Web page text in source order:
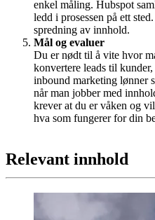
enkel måling. Hubspot
ledd i prosessen på ett
spredning av innhold.
Mål og evaluer
Du er nødt til å vite hvor
konvertere leads til
inbound marketing lønner
når man jobber med
krever at du er våken og
hva som fungerer for din
Relevant innhold